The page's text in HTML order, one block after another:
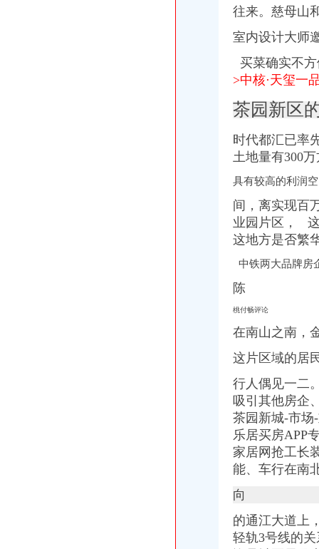
2016重庆主城区城市建设盘点件件与你相关_搜狐财经_搜狐网
茶园新区融创剑桥郡精致3房家具家电齐全拎包入住,重庆南岸茶园
想知道今年三月入住南岸茶园新区廉租房名单有那些人,-租房-房天下
宁德蕉城区三维地图,宁德蕉城区地图,宁德蕉城区电子地图,宁德蕉
江南新城第一大盘,茶园新区,轻轨环绕,读名校,融创欧麓花园城
全省脱贫攻坚“五个一”驻村帮扶先进集体和先进个人名单-四川省人
项目名称：重庆市南岸区茶园新区玉马路1号3栋41-1号房屋-重庆产权
茶园新区名人名品名洋房法兰西庄邸送产权车位总价46万起,重庆南岸
【58同城】茶园新区域名注册_茶园新区域名申请_茶园新区域名交易
【重庆茶园新区企业变更|公司名称变更|公司/法人变更】-重庆赶集网
茶园新区+法蓝西庄邸+创新栋别墅+送车位送花园+名校指标,重庆南
茶园欧麓花园城三房单卫在公园里的城市名校指标,重庆南岸茶园新
茶园新区+金科品质+临湖类栋+大露台赠送+双车位+读名校,重庆南
【6图】南岸茶园新区旺铺转让费用面议,重庆南岸茶园新区赶集商铺
内部价直降20万、送产权车位！读南坪名.校！,重庆南岸茶园新区
【58同城】茶园新区名片印刷_茶园新区高档名片印刷_茶园新区名
诸多利好齐集茶园时代都汇受追捧（组图）-楼市新闻-重庆乐居网
茶园商圈升级鲁能领秀城坐享茶园发展红利-聚焦房企-重庆乐居网
【重庆南岸区茶园新区纱摄影影楼排名前十名_个纱照推荐_纱
【重庆茶园新区投资服务招聘网_投资服务招聘信息】-重庆智联招聘
茶园,南岸光华安纳溪湖,一线瞰湖联排,双产权车位读名校,重庆南
【13图】奥园城市天地茶园临街十字路口,轻轨商铺,重庆南岸茶园
往来。慈母山
室内设计大师
买菜确实不
>中核·天玺一
茶园新区
时代都汇已率
土地量有300
具有较高的利润空
间， 离实现百
业园片区，
这地方是否繁
中铁两大品牌房
陈
桃付畅评论
在南山之南，
这片区域的居
行人偶见一二
吸引其他房企
茶园新城-市场
乐居买房APP
家居网抢工长
能、车行在南
向
的通江大道上
轻轨3号线的